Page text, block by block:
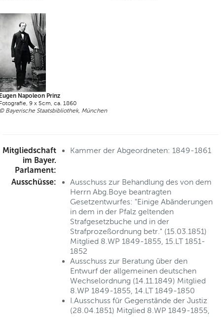
Napoleon Prinz
9 x 5cm, ca. 1860
Bayerische Staatsbibliothek, München
Mitgliedschaft
im Bayer.
Parlament:
Kammer der Abgeordneten: 1849-1861
Ausschüsse:
Ausschuss zur Behandlung des von dem
Herrn Abg.Boye beantragten
Gesetzentwurfes: "Einige Abänderungen
in dem in der Pfalz geltenden
Strafgesetzbuche und in der
Strafprozeßordnung betr." (15.03.1851)
Mitglied 8.WP 1849-1855, 15.LT 1851-
1852
Ausschuss zur Beratung über den
Entwurf der allgemeinen deutschen
Wechselordnung (14.11.1849) Mitglied
8.WP 1849-1855, 14.LT 1849-1850
I.Ausschuss für Gegenstände der Justiz
(28.04.1851) Mitglied 8.WP 1849-1855,